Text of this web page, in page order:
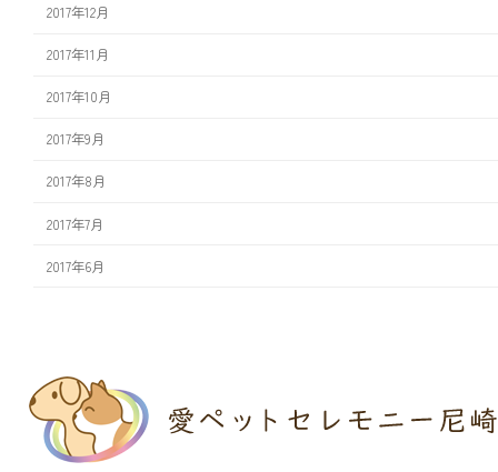
2017年12月
2017年11月
2017年10月
2017年9月
2017年8月
2017年7月
2017年6月